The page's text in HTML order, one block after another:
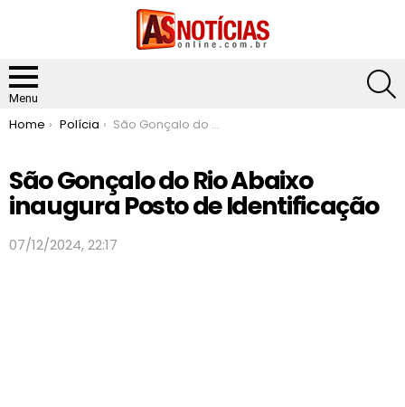
Menu
You are here:
Home Polícia São Gonçalo do Rio Abaixo inaugura Posto de Identificação
São Gonçalo do Rio Abaixo
inaugura Posto de Identificação
07/12/2024, 22:17